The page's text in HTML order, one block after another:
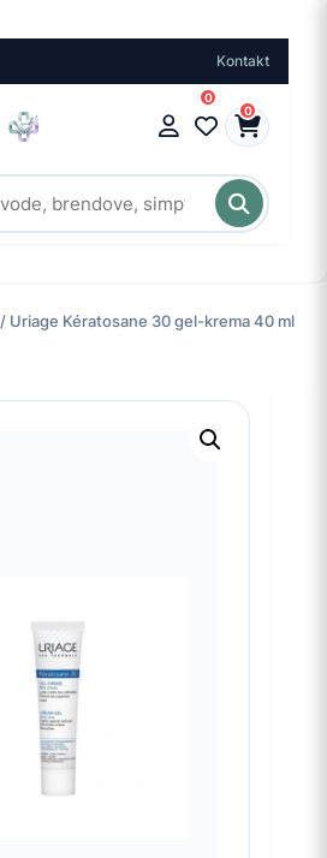
Kontakt
0
0
/ Uriage Kératosane 30 gel-krema 40 ml